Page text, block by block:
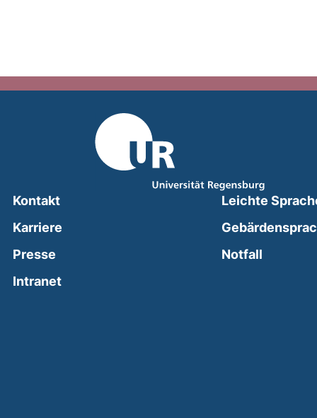
Kontakt
Karriere
Presse
Intranet(external link, opens in a new window)
Leichte
Notfall